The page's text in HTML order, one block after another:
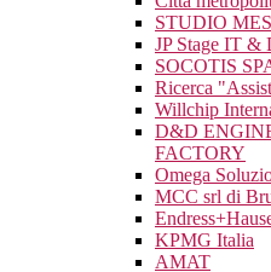
STUDIO
JP Stage IT &
SOCOTIS
Ricerca
Willchip
D&D
FACTORY
Omega
MCC srl di
KPMG Italia
AMAT